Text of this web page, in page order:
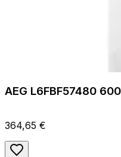
AEG L6FBF57480
364,65 €